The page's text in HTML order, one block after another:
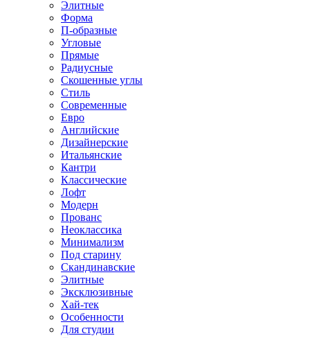
Элитные
Форма
П-образные
Угловые
Прямые
Радиусные
Скошенные углы
Стиль
Современные
Евро
Английские
Дизайнерские
Итальянские
Кантри
Классические
Лофт
Модерн
Прованс
Неоклассика
Минимализм
Под старину
Скандинавские
Элитные
Эксклюзивные
Хай-тек
Особенности
Для студии